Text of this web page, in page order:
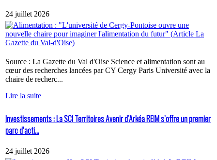
24 juillet 2026
Source : La Gazette du Val d'Oise Science et alimentation sont au
cœur des recherches lancées par CY Cergy Paris Université avec la
chaire de recherc...
Lire la suite
Investissements : La SCI Territoires Avenir d’Arkéa REIM s’offre un premier
parc d’acti...
24 juillet 2026